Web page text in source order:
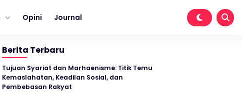
Opini Journal
Berita Terbaru
Tujuan Syariat dan Marhaenisme: Titik Temu
Kemaslahatan, Keadilan Sosial, dan
Pembebasan Rakyat